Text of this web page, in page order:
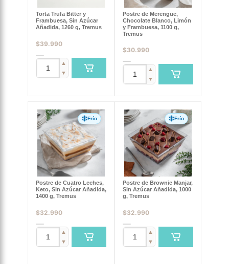
Torta Trufa Bitter y
Frambuesa, Sin Azúcar
Añadida, 1260 g, Tremus
$39.990
▲
▼
Postre de Merengue,
Chocolate Blanco, Limón
y Frambuesa, 1100 g,
Tremus
$30.990
▲
▼
Frío
Postre de Cuatro Leches,
Keto, Sin Azúcar Añadida,
1400 g, Tremus
$32.990
▲
▼
Frío
Postre de Brownie Manjar,
Sin Azúcar Añadida, 1000
g, Tremus
$32.990
▲
▼